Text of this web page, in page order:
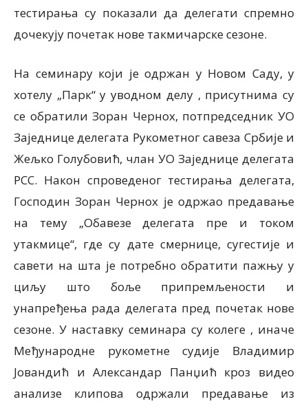
тестирања су показали да делегати спремно
дочекују почетак нове такмичарске сезоне.
На семинару који је одржан у Новом Саду, у
хотелу „Парк“ у уводном делу , присутнима су
се обратили Зоран Чернох, потпредседник УО
Заједнице делегата Рукометног савеза Србије и
Жељко Голубовић, члан УО Заједнице делегата
РСС. Након спроведеног тестирања делегата,
Господин Зоран Чернох је одржао предавање
на тему „Обавезе делегата пре и током
утакмице“, где су дате смернице, сугестије и
савети на шта је потребно обратити пажњу у
циљу што боље припремљености и
унапређења рада делегата пред почетак нове
сезоне. У наставку семинара су колеге , иначе
Међународне рукометне судије Владимир
Јовандић и Александар Панџић кроз видео
анализе клипова одржали предавање из